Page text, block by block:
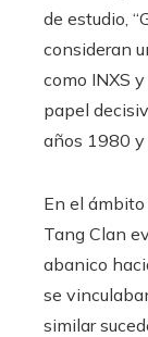
de estudio,
consideran
como INXS
papel
años 1980 y
En el
Tang Clan
abanico
se
similar